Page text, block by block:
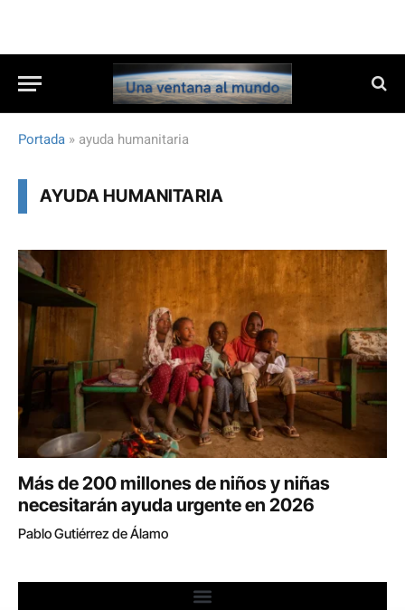
Portada » ayuda humanitaria
AYUDA HUMANITARIA
Más de 200 millones de niños y niñas
necesitarán ayuda urgente en 2026
Pablo Gutiérrez de Álamo